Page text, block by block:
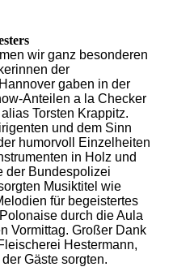
wir ganz besonderen
der
gaben in der
Anteilen a la Checker
Torsten Krappitz.
und dem Sinn
humorvoll Einzelheiten
in Holz und
der Bundespolizei
Musiktitel wie
für begeistertes
durch die Aula
Vormittag. Großer Dank
Hestermann,
Gäste sorgten.